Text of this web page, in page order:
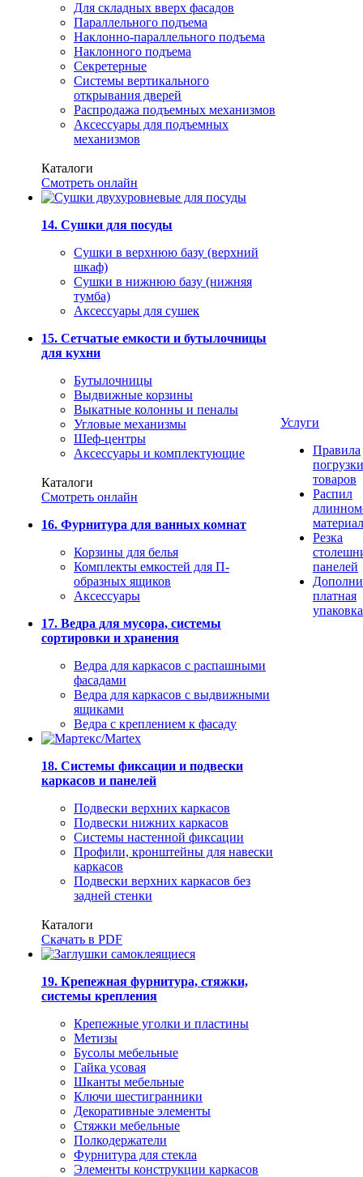
Для складных вверх фасадов
Параллельного подъема
Наклонно-параллельного подъема
Наклонного подъема
Секретерные
Системы вертикального
открывания дверей
Распродажа подъемных механизмов
Аксессуары для подъемных
механизмов
Каталоги
Смотреть онлайн
14. Сушки для посуды
Сушки в верхнюю базу (верхний
шкаф)
Сушки в нижнюю базу (нижняя
тумба)
Аксессуары для сушек
15. Сетчатые емкости и бутылочницы
для кухни
Бутылочницы
Выдвижные корзины
Выкатные колонны и пеналы
Угловые механизмы
Шеф-центры
Аксессуары и комплектующие
Каталоги
Смотреть онлайн
16. Фурнитура для ванных комнат
Корзины для белья
Комплекты емкостей для П-
образных ящиков
Аксессуары
17. Ведра для мусора, системы
сортировки и хранения
Ведра для каркасов с распашными
фасадами
Ведра для каркасов с выдвижными
ящиками
Ведра с креплением к фасаду
18. Системы фиксации и подвески
каркасов и панелей
Подвески верхних каркасов
Подвески нижних каркасов
Системы настенной фиксации
Профили, кронштейны для навески
каркасов
Подвески верхних каркасов без
задней стенки
Каталоги
Скачать в PDF
19. Крепежная фурнитура, стяжки,
системы крепления
Крепежные уголки и пластины
Метизы
Бусолы мебельные
Гайка усовая
Шканты мебельные
Ключи шестигранники
Декоративные элементы
Стяжки мебельные
Полкодержатели
Фурнитура для стекла
Элементы конструкции каркасов
Услуги
Правила
погрузки
товаров
Распил
Резка
панелей
платная
упаковка